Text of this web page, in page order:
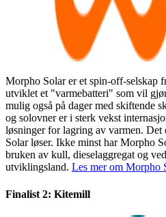
Morpho Solar er et spin-off-selskap
utviklet et "varmebatteri" som vil
mulig også på dager med skiftende
og solovner er i sterk vekst
løsninger for lagring av varmen. Det
Solar løser. Ikke minst har Morpho
bruken av kull, dieselaggregat og
utviklingsland. Les mer om Morpho
Finalist 2: Kitemill